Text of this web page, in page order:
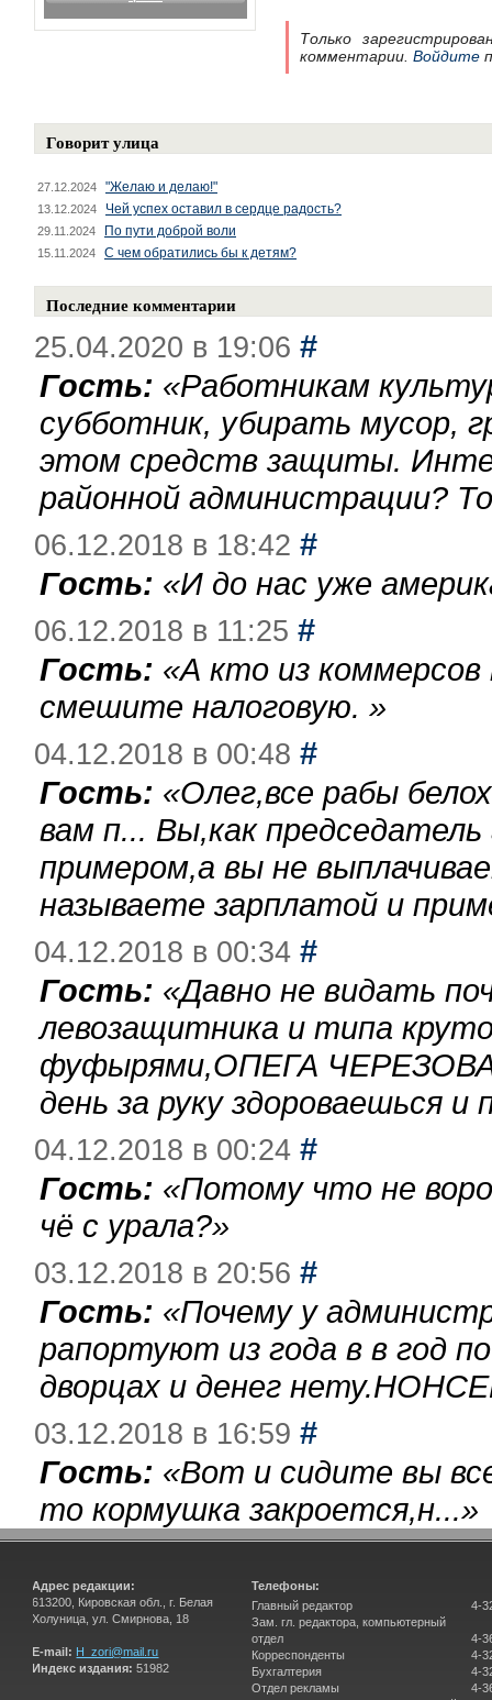
Только
комментарии. Войдите
Говорит улица
27.12.2024 "Желаю и делаю!"
13.12.2024 Чей успех оставил в сердце радость?
29.11.2024 По пути доброй воли
15.11.2024 С чем обратились бы к детям?
Последние комментарии
25.04.2020 в 19:06 #
Гость: «Работникам
субботник, убирать мусор,
этом средств защиты.
районной администрации?
06.12.2018 в 18:42 #
Гость: «И до нас уже
06.12.2018 в 11:25 #
Гость: «А кто из
смешите налоговую. »
04.12.2018 в 00:48 #
Гость: «Олег,все рабы
вам п... Вы,как
примером,а вы не
называете зарплатой и
04.12.2018 в 00:34 #
Гость: «Давно не видать
левозащитника и типа
фуфырями,ОПЕГА
день за руку здороваешься
04.12.2018 в 00:24 #
Гость: «Потому что не
чё с урала?»
03.12.2018 в 20:56 #
Гость: «Почему у
рапортуют из года в в год
дворцах и денег
03.12.2018 в 16:59 #
Гость: «Вот и сидите вы
то кормушка закроется,н...»
Адрес редакции:
613200, Кировская обл., г. Белая
Холуница, ул. Смирнова, 18
E-mail: H_zori@mail.ru
Индекс издания: 51982
Телефоны:
Главный редактор
Зам. гл. редактора, компьютерный
отдел
Корреспонденты
Бухгалтерия
Отдел рекламы
4-
4-
4-
4-
4-